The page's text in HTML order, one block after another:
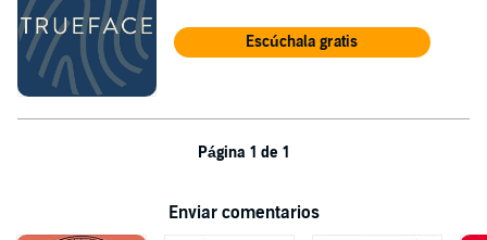
Escúchala gratis
Página 1 de 1
Enviar comentarios